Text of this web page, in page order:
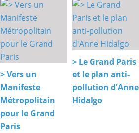
> Vers un
Manifeste
Métropolitain
pour le Grand
Paris
> Le Grand Paris
et le plan anti-
pollution d'Anne
Hidalgo